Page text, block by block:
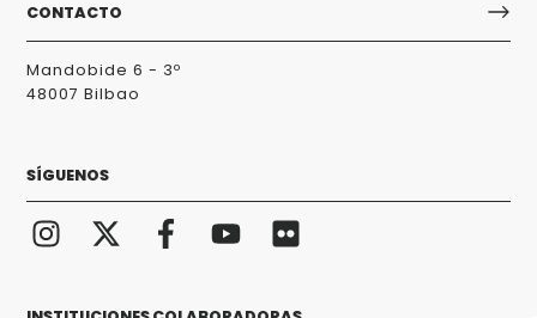
CONTACTO
Mandobide 6 - 3º
48007 Bilbao
SÍGUENOS